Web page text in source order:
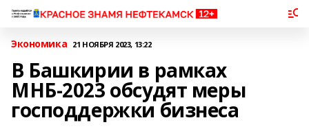
Экономика 21 НОЯБРЯ 2023, 13:22
В Башкирии в рамках
МНБ-2023 обсудят меры
господдержки бизнеса